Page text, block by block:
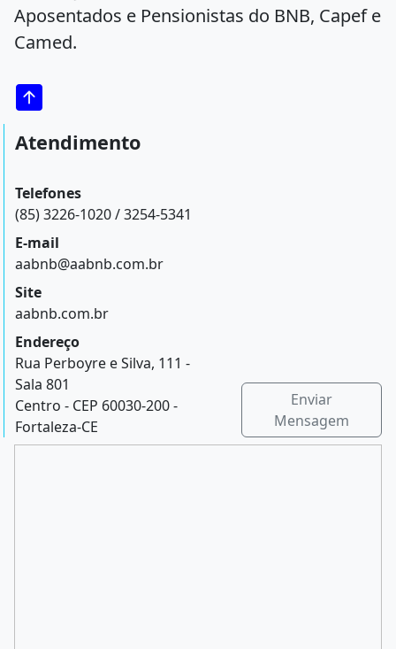
Aposentados e Pensionistas do BNB, Capef e
Camed.
Atendimento
Telefones
(85) 3226-1020 / 3254-5341
E-mail
aabnb@aabnb.com.br
Site
aabnb.com.br
Endereço
Rua Perboyre e Silva, 111 -
Sala 801
Centro - CEP 60030-200 -
Fortaleza-CE
Enviar
Mensagem